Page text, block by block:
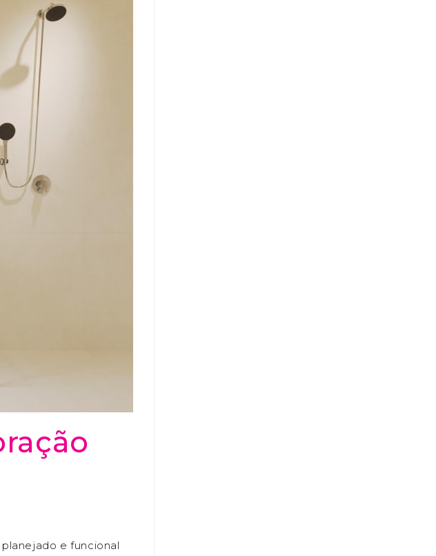
e funcional